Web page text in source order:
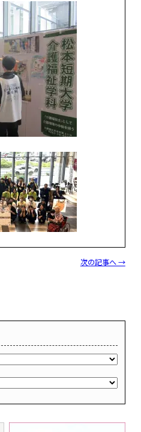
次の記事へ →